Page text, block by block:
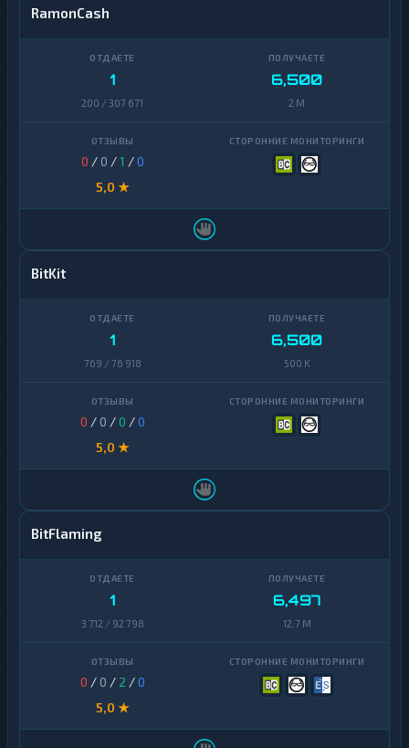
RamonCash
1
200 / 307 671
6,500
2 M
0 / 0 /1 /0
5,0 ★
BitKit
1
769 / 76 918
6,500
500 K
0 / 0 /0 /0
5,0 ★
BitFlaming
1
3 712 / 92 798
6,497
12,7 M
0 / 0 / 2 /0
5,0 ★